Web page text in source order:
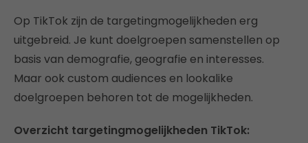
Op TikTok zijn de targetingmogelijkheden erg
uitgebreid. Je kunt doelgroepen samenstellen op
basis van demografie, geografie en interesses.
Maar ook custom audiences en lookalike
doelgroepen behoren tot de mogelijkheden.
Overzicht targetingmogelijkheden TikTok: